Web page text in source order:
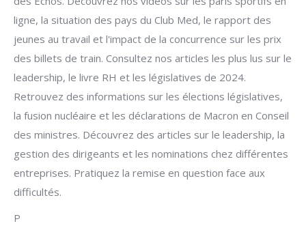
ligne, la situation des pays du Club Med, le rapport des
jeunes au travail et l'impact de la concurrence sur les prix
des billets de train. Consultez nos articles les plus lus sur le
leadership, le livre RH et les législatives de 2024.
Retrouvez des informations sur les élections législatives,
la fusion nucléaire et les déclarations de Macron en Conseil
des ministres. Découvrez des articles sur le leadership, la
gestion des dirigeants et les nominations chez différentes
entreprises. Pratiquez la remise en question face aux
difficultés.
P